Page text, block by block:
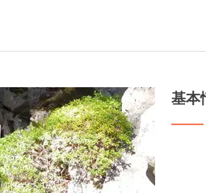
基本